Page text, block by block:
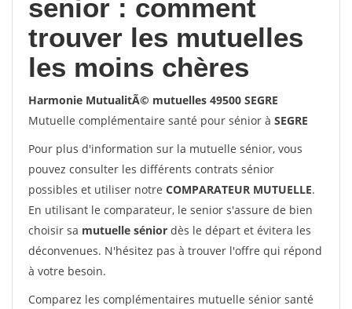
senior : comment
trouver les mutuelles
les moins chères
Harmonie MutualitÃ© mutuelles 49500 SEGRE
Mutuelle complémentaire santé pour sénior à SEGRE
Pour plus d'information sur la mutuelle sénior, vous
pouvez consulter les différents contrats sénior
possibles et utiliser notre COMPARATEUR MUTUELLE.
En utilisant le comparateur, le senior s'assure de bien
choisir sa mutuelle sénior dès le départ et évitera les
déconvenues. N'hésitez pas à trouver l'offre qui répond
à votre besoin.
Comparez les complémentaires mutuelle sénior santé